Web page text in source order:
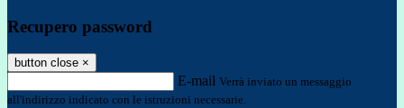
Recupero password
button close ×
E-mail Verrà inviato un messaggio
all'indirizzo indicato con le istruzioni necessarie.